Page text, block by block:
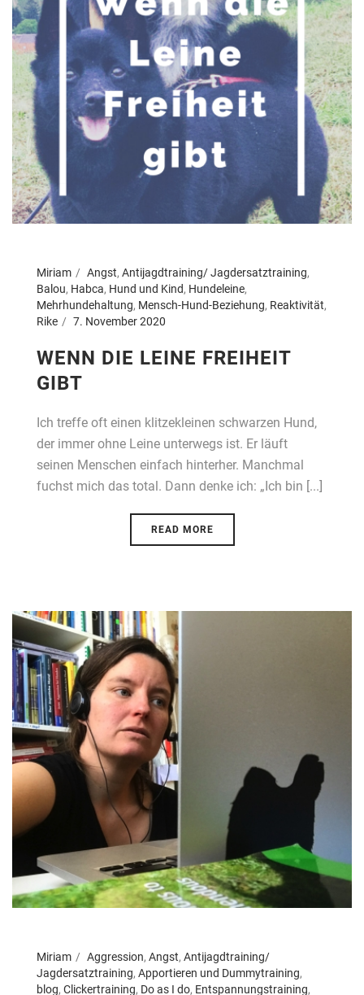
Miriam Angst, Antijagdtraining/ Jagdersatztraining,
Balou, Habca, Hund und Kind, Hundeleine,
Mehrhundehaltung, Mensch-Hund-Beziehung, Reaktivität,
Rike
7. November 2020
WENN DIE LEINE FREIHEIT
GIBT
Ich treffe oft einen klitzekleinen schwarzen Hund,
der immer ohne Leine unterwegs ist. Er läuft
seinen Menschen einfach hinterher. Manchmal
fuchst mich das total. Dann denke ich: „Ich bin [...]
READ MORE
Miriam Aggression, Angst, Antijagdtraining/
Jagdersatztraining, Apportieren und Dummytraining,
blog, Clickertraining, Do as I do, Entspannungstraining,